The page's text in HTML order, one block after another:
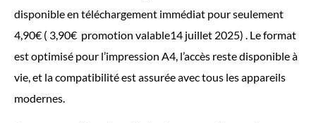
disponible en téléchargement immédiat pour seulement
4,90€ ( 3,90€ promotion valable14 juillet 2025) . Le format
est optimisé pour l’impression A4, l’accès reste disponible à
vie, et la compatibilité est assurée avec tous les appareils
modernes.